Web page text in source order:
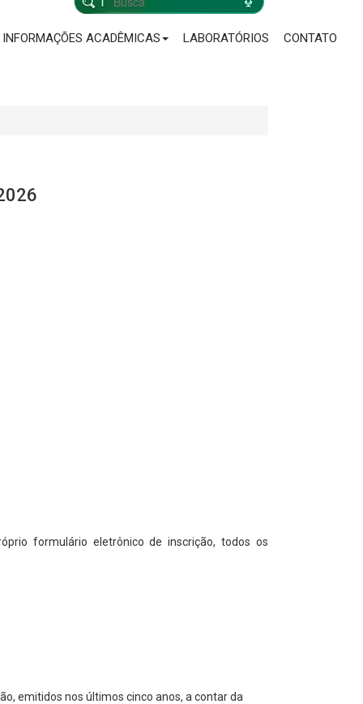
INFORMAÇÕES ACADÊMICAS LABORATÓRIOS CONTATO
formulário eletrônico de inscrição, todos os
emitidos nos últimos cinco anos, a contar da